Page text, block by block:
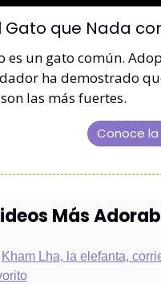
Gato que Nada
es un gato común.
ha demostrado
las más fuertes.
Conoce la
Más
Kham Lha, la elefanta,